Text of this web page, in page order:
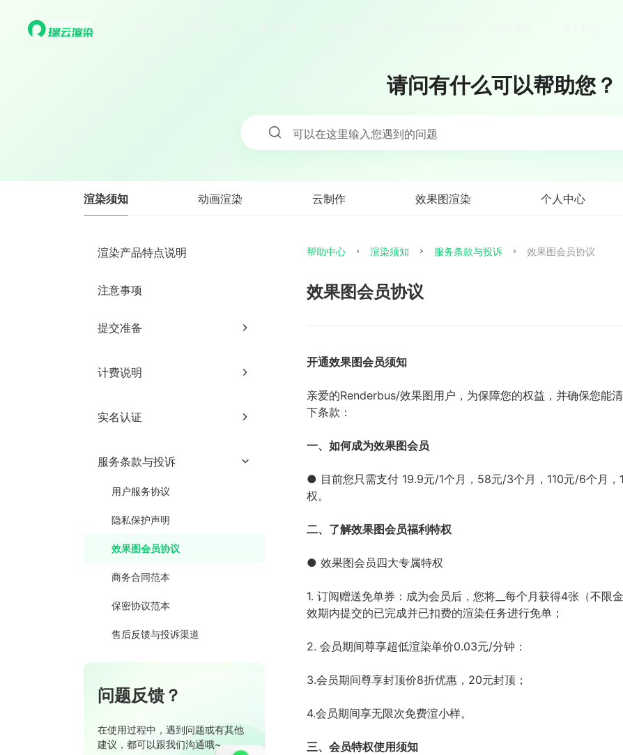
请问有什么可以帮助您？
可以在这里输入您遇到的问题
渲染须知 动画渲染 云制作 效果图渲染 个人中心
渲染产品特点说明
注意事项
提交准备
网络要求
计费说明
效果图用户计费说明
效果图用户会员机制
实名认证
服务条款与投诉
用户服务协议
隐私保护声明
效果图会员协议
商务合同范本
保密协议范本
售后反馈与投诉渠道
问题反馈？
在使用过程中，遇到问题或有其他
建议，都可以跟我们沟通哦~
帮助中心 渲染须知 服务条款与投诉 效果图会员协议
效果图会员协议
开通效果图会员须知
亲爱的Renderbus/效果图用户，为保障您的权益，并确保您能
下条款：
一、如何成为效果图会员
● 目前您只需支付 19.9元/1个月，58元/3个月，110元/6个月
权。
二、了解效果图会员福利特权
● 效果图会员四大专属特权
1. 订阅赠送免单券：成为会员后，您将__每个月获得4张（不限
效期内提交的已完成并已扣费的渲染任务进行免单；
2. 会员期间尊享超低渲染单价0.03元/分钟：
3.会员期间尊享封顶价8折优惠，20元封顶；
4.会员期间享无限次免费渲小样。
三、会员特权使用须知